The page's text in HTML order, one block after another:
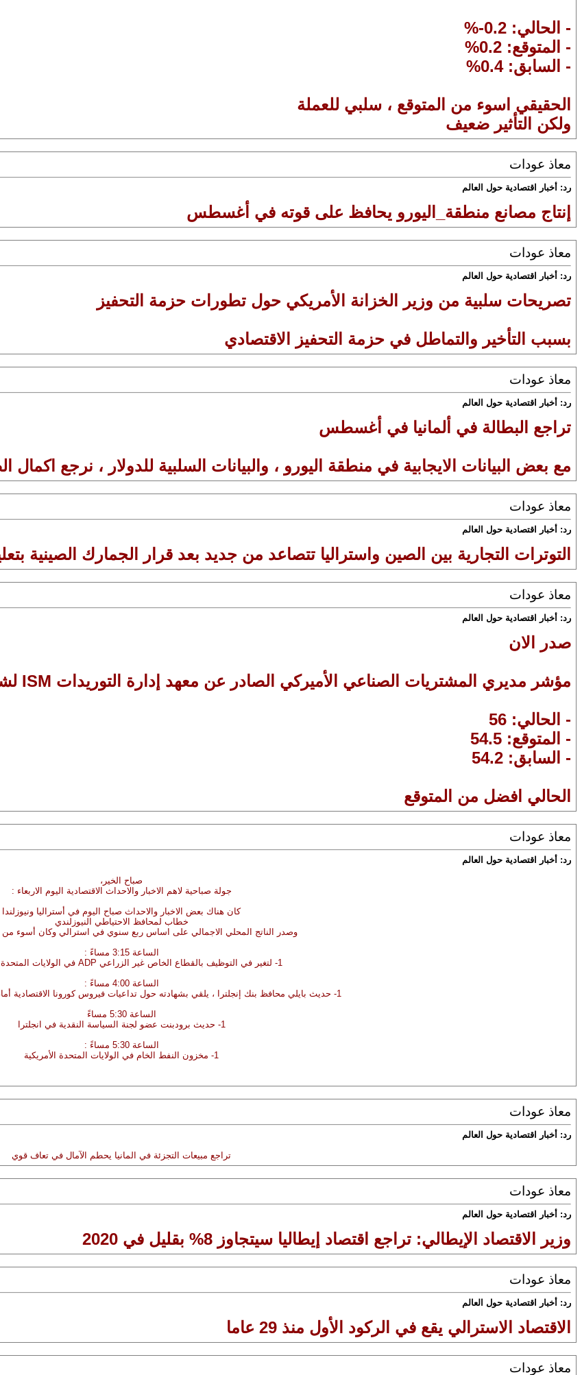
- الحالي: 0.2-%
- المتوقع: 0.2%
- السابق: 0.4%
الحقيقي اسوء من المتوقع ، سلبي للعملة
ولكن التأثير ضعيف
معاذ عودات
رد: أخبار اقتصادية حول العالم
إنتاج مصانع منطقة_اليورو يحافظ على قوته في أغسطس
معاذ عودات
رد: أخبار اقتصادية حول العالم
تصريحات سلبية من وزير الخزانة الأمريكي حول تطورات حزمة التحفيز
بسبب التأخير والتماطل في حزمة التحفيز الاقتصادي
معاذ عودات
رد: أخبار اقتصادية حول العالم
تراجع البطالة في ألمانيا في أغسطس
مع بعض البيانات الايجابية في منطقة اليورو ، والبيانات السلبية للدولار ، نرجع اكمال
معاذ عودات
رد: أخبار اقتصادية حول العالم
التوترات التجارية بين الصين واستراليا تتصاعد من جديد بعد قرار الجمارك الصينية
معاذ عودات
رد: أخبار اقتصادية حول العالم
صدر الان
مؤشر مديري المشتريات الصناعي الأميركي الصادر عن معهد إدارة التوريدات ISM لشهر أغسطس
- الحالي: 56
- المتوقع: 54.5
- السابق: 54.2
الحالي افضل من المتوقع
معاذ عودات
رد: أخبار اقتصادية حول العالم
صباح الخير،
جولة صباحية لاهم الاخبار والاحداث الاقتصادية اليوم الاربعاء :
كان هناك بعض الاخبار والاحداث صباح اليوم في أستراليا ونيوزلندا
خطاب لمحافظ الاحتياطي النيوزلندي
وصدر الناتج المحلي الاجمالي على اساس ربع سنوي في استرالي وكان أسوء من
الساعة 3:15 مساءً :
1- لتغير في التوظيف بالقطاع الخاص غير الزراعي ADP في الولايات المتحدة الامريكية .
الساعة 4:00 مساءً :
1- حديث بايلي محافظ بنك إنجلترا ، يلقي بشهادته حول تداعيات فيروس كورونا الاقتصادية أمام لجنة الموزانة البريطانية.
الساعة 5:30 مساءً
1- حديث برودبنت عضو لجنة السياسة النقدية في انجلترا
الساعة 5:30 مساءً :
1- مخزون النفط الخام في الولايات المتحدة الأمريكية
معاذ عودات
رد: أخبار اقتصادية حول العالم
تراجع مبيعات التجزئة في المانيا يحطم الآمال في تعاف قوي
معاذ عودات
رد: أخبار اقتصادية حول العالم
وزير الاقتصاد الإيطالي: تراجع اقتصاد إيطاليا سيتجاوز 8% بقليل في 2020
معاذ عودات
رد: أخبار اقتصادية حول العالم
الاقتصاد الاسترالي يقع في الركود الأول منذ 29 عاما
معاذ عودات